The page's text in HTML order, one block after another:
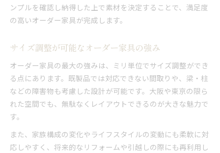
ンプルを確認し納得した上で素材を決定することで、満足度
の高いオーダー家具が完成します。
サイズ調整が可能なオーダー家具の強み
オーダー家具の最大の強みは、ミリ単位でサイズ調整ができ
る点にあります。既製品では対応できない間取りや、梁・柱
などの障害物も考慮した設計が可能です。大阪や東京の限ら
れた空間でも、無駄なくレイアウトできるのが大きな魅力で
す。
また、家族構成の変化やライフスタイルの変動にも柔軟に対
応しやすく、将来的なリフォームや引越しの際にも再利用し